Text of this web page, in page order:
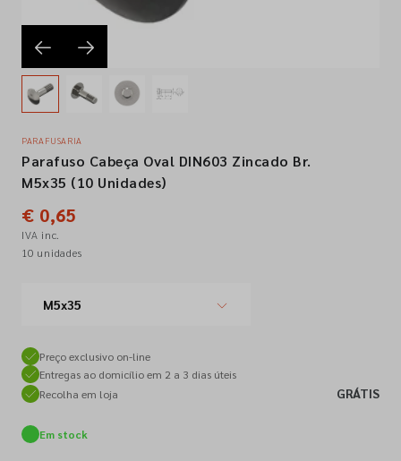
Empresa
Contactos
Siga-nos nas redes sociais
PARAFUSARIA
Parafuso Cabeça Oval DIN603 Zincado Br.
M5x35 (10 Unidades)
€ 0,65
IVA inc.
10 unidades
M5x35
Preço exclusivo on-line
Entregas ao domicílio em 2 a 3 dias úteis
Recolha em loja
GRÁTIS
Em stock